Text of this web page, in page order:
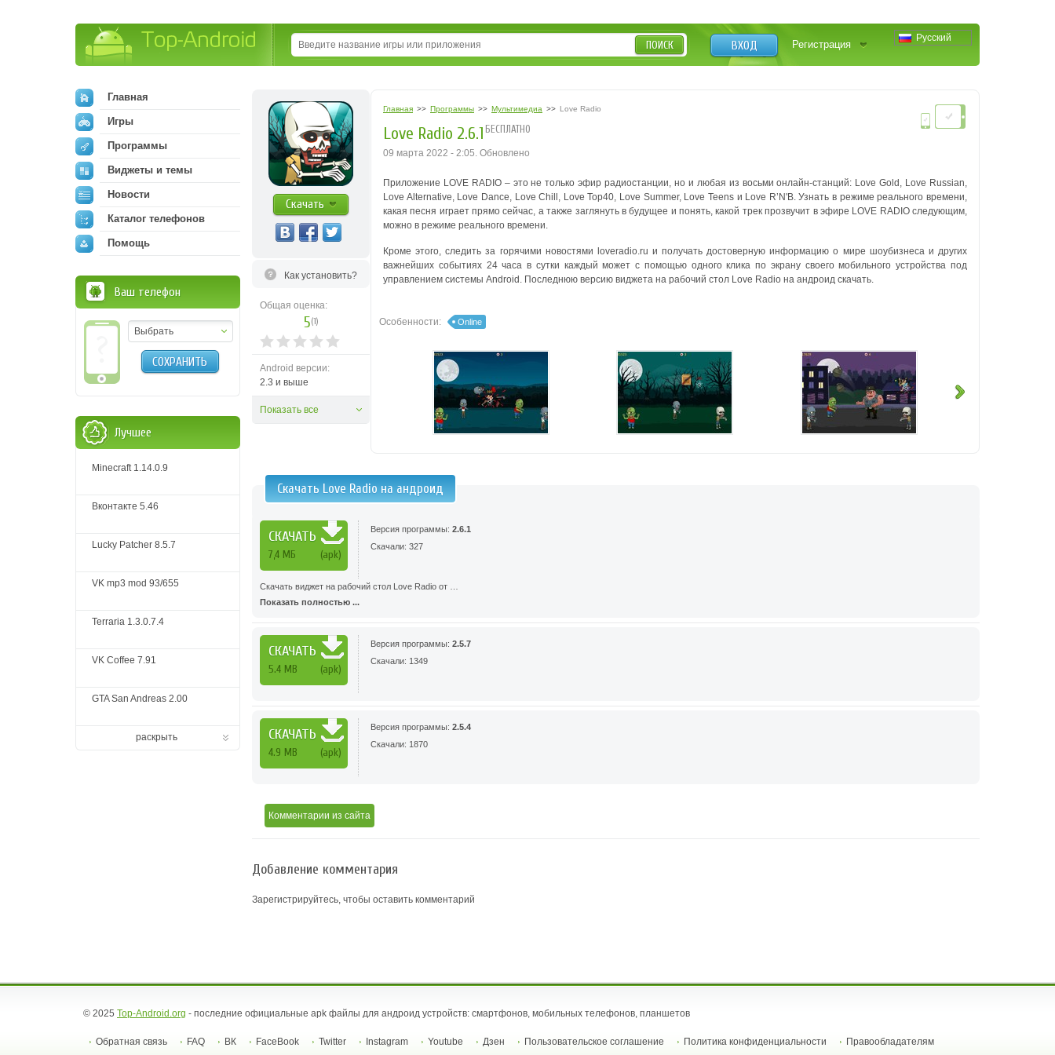
Русский
ВХОД Регистрация
ПОИСК
Скачать
Как установить?
Общая оценка:
5(1)
Android версии:
2.3 и выше
Показать все
Главная >> Программы >> Мультимедиа >> Love Radio
Love Radio 2.6.1 БЕСПЛАТНО
09 марта 2022 - 2:05. Обновлено
Приложение LOVE RADIO – это не только эфир радиостанции, но и любая из восьми онлайн-станций: Love Gold, Love Russian,
Love Alternative, Love Dance, Love Chill, Love Top40, Love Summer, Love Teens и Love R’N'B.Узнать в режиме реального времени,
какая песня играет прямо сейчас, а также заглянуть в будущее и понять, какой трек прозвучит в эфире LOVE RADIO следующим,
можно в режиме реального времени.
Кроме этого, следить за горячими новостями loveradio.ru и получать достоверную информацию о мире шоубизнеса и других
важнейших событиях 24 часа в сутки каждый может с помощью одного клика по экрану своего мобильного устройства под
управлением системы Android. Последнюю версию виджета на рабочий стол Love Radio на андроид скачать.
Особенности: Online
Скачать Love Radio на андроид
СКАЧАТЬ
7,4 МБ (apk)
Версия программы: 2.6.1
Скачали: 327
Скачать виджет на рабочий стол Love Radio от …
Показать полностью ...
СКАЧАТЬ
5.4 MB (apk)
Версия программы: 2.5.7
Скачали: 1349
СКАЧАТЬ
4.9 MB (apk)
Версия программы: 2.5.4
Скачали: 1870
Комментарии из сайта
Добавление комментария
Зарегистрируйтесь, чтобы оставить комментарий
Главная
Игры
Программы
Виджеты и темы
Новости
Каталог телефонов
Помощь
Ваш телефон
Выбрать
СОХРАНИТЬ
Лучшее
Minecraft 1.14.0.9
Вконтакте 5.46
Lucky Patcher 8.5.7
VK mp3 mod 93/655
Terraria 1.3.0.7.4
VK Coffee 7.91
GTA San Andreas 2.00
раскрыть
© 2025 Top-Android.org - последние официальные apk файлы для андроид устройств: смартфонов, мобильных телефонов, планшетов
Обратная связь FAQ ВК FaceBook Twitter Instagram Youtube Дзен Пользовательское соглашение Политика конфиденциальности Правообладателям